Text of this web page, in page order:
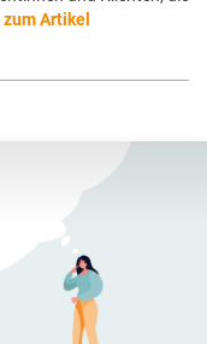
zum Artikel